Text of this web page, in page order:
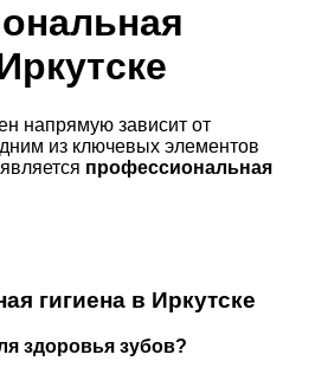
напрямую зависит от
из ключевых элементов
профессиональная
гигиена в Иркутске
здоровья зубов?